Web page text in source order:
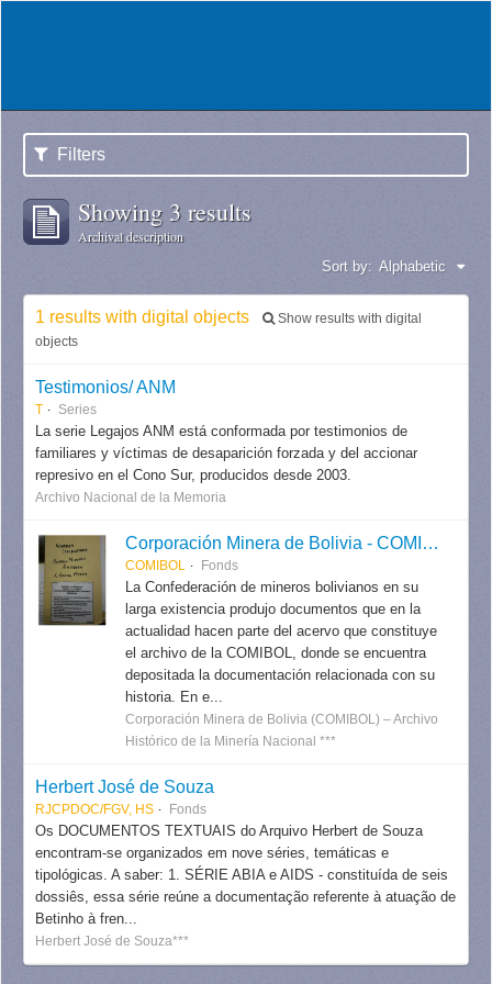
Filters
Showing 3 results
Archival description
Sort by: Alphabetic
1 results with digital objects
Show results with digital
objects
Testimonios/ ANM
T Series
La serie Legajos ANM está conformada por testimonios de
familiares y víctimas de desaparición forzada y del accionar
represivo en el Cono Sur, producidos desde 2003.
Archivo Nacional de la Memoria
Corporación Minera de Bolivia - COMIBOL
COMIBOL Fonds
La Confederación de mineros bolivianos en su
larga existencia produjo documentos que en la
actualidad hacen parte del acervo que constituye
el archivo de la COMIBOL, donde se encuentra
depositada la documentación relacionada con su
historia. En e...
Corporación Minera de Bolivia (COMIBOL) – Archivo
Histórico de la Minería Nacional ***
Herbert José de Souza
RJCPDOC/FGV, HS Fonds
Os DOCUMENTOS TEXTUAIS do Arquivo Herbert de Souza
encontram-se organizados em nove séries, temáticas e
tipológicas. A saber: 1. SÉRIE ABIA e AIDS - constituída de seis
dossiês, essa série reúne a documentação referente à atuação de
Betinho à fren...
Herbert José de Souza***